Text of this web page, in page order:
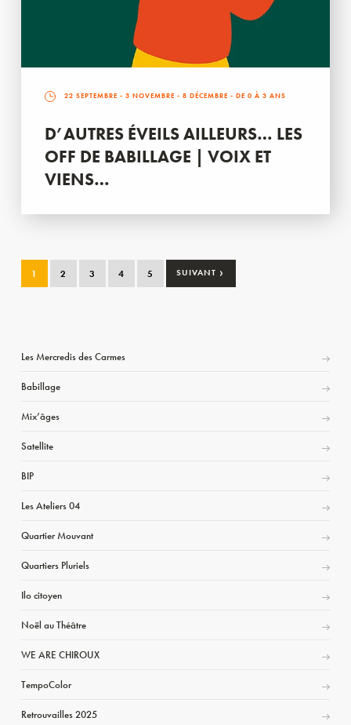
22 SEPTEMBRE - 3 NOVEMBRE - 8 DÉCEMBRE - DE 0 À 3 ANS
D’AUTRES ÉVEILS AILLEURS… LES
OFF DE BABILLAGE | VOIX ET
VIENS…
1 2 3 4 5 SUIVANT ›
Les Mercredis des Carmes
Babillage
Mix’âges
Satellite
BIP
Les Ateliers 04
Quartier Mouvant
Quartiers Pluriels
Ilo citoyen
Noël au Théâtre
WE ARE CHIROUX
TempoColor
Retrouvailles 2025